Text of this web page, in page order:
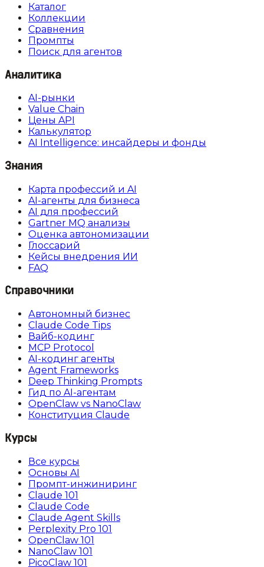
Каталог
Коллекции
Сравнения
Промпты
Поиск для агентов
Аналитика
AI-рынки
Value Chain
Цены API
Калькулятор
AI Intelligence: инсайдеры и фонды
Знания
Карта профессий и AI
AI-агенты для бизнеса
AI для профессий
Gartner MQ анализы
Оценка автономизации
Глоссарий
Кейсы внедрения ИИ
FAQ
Справочники
Автономный бизнес
Claude Code Tips
Вайб-кодинг
MCP Protocol
AI-кодинг агенты
Agent Frameworks
Deep Thinking Prompts
Гид по AI-агентам
OpenClaw vs NanoClaw
Конституция Claude
Курсы
Все курсы
Основы AI
Промпт-инжиниринг
Claude 101
Claude Code
Claude Agent Skills
Perplexity Pro 101
OpenClaw 101
NanoClaw 101
PicoClaw 101